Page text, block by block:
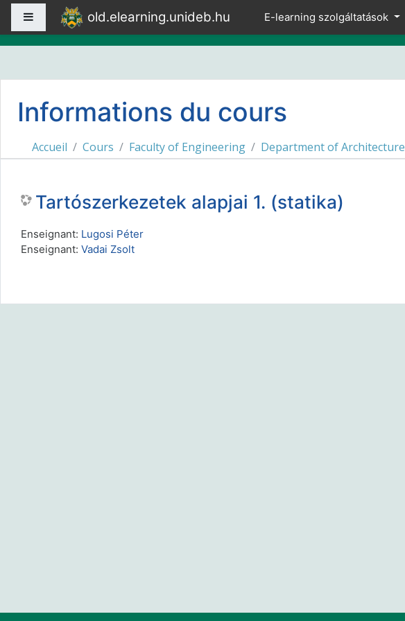
Passer au contenu principal
Panneau latéralold.elearning.unideb.hu E-learning szolgáltatások
Informations du cours
Accueil Cours Faculty of Engineering Department of Architecture
Tartószerkezetek alapjai 1. (statika)
Enseignant: Lugosi Péter
Enseignant: Vadai Zsolt